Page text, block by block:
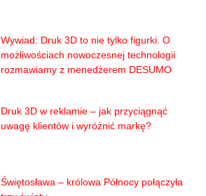
Wywiad: Druk 3D to nie tylko figurki. O
możliwościach nowoczesnej technologii
rozmawiamy z menedżerem DESUMO
Druk 3D w reklamie – jak przyciągnąć
uwagę klientów i wyróżnić markę?
Świętosława – królowa Północy połączyła